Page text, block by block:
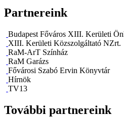
Partnereink
Budapest Főváros XIII. Kerületi
XIII. Kerületi Közszolgáltató NZrt.
RaM-ArT Színház
RaM Garázs
Fővárosi Szabó Ervin Könyvtár
Hírnök
TV13
További partnereink